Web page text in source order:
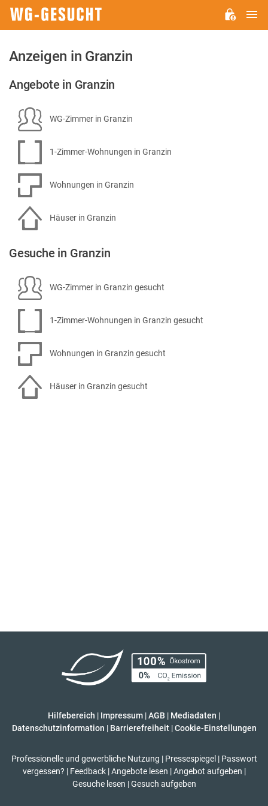
Anzeigen in Granzin
Angebote in Granzin
WG-Zimmer in Granzin
1-Zimmer-Wohnungen in Granzin
Wohnungen in Granzin
Häuser in Granzin
Gesuche in Granzin
WG-Zimmer in Granzin gesucht
1-Zimmer-Wohnungen in Granzin gesucht
Wohnungen in Granzin gesucht
Häuser in Granzin gesucht
Hilfebereich | Impressum |AGB | Mediadaten |
Datenschutzinformation | Barrierefreiheit | Cookie-Einstellungen
Professionelle und gewerbliche Nutzung | Pressespiegel | Passwort
vergessen? | Feedback | Angebote lesen | Angebot aufgeben |
Gesuche lesen | Gesuch aufgeben